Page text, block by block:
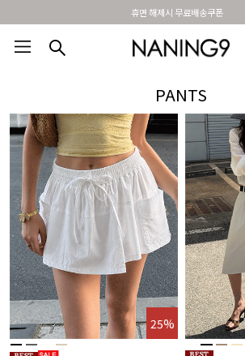
BEST 포토리뷰 - 매주 2명추첨 3만원쿠폰
PANTS
25%